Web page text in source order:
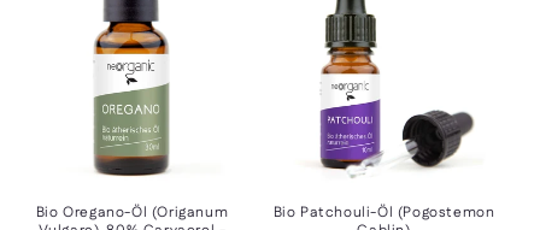
eBio Oregano-Öl (Origanum
Bio Patchouli-Öl (Pogostemon